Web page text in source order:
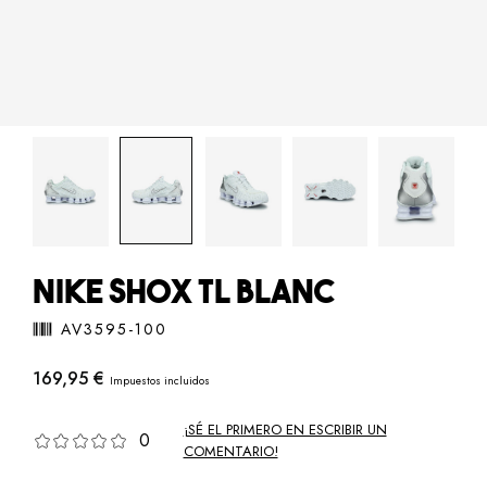
NIKE SHOX TL BLANC
AV3595-100
169,95 € Impuestos incluidos
0
¡SÉ EL PRIMERO EN ESCRIBIR UN
COMENTARIO!